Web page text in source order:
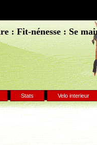
Stats Velo interieur
: Fit-nénesse : Se